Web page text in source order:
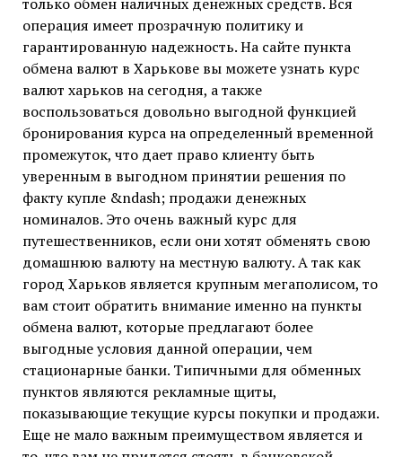
операция имеет прозрачную политику и
гарантированную надежность. На сайте пункта
обмена валют в Харькове вы можете узнать курс
валют харьков на сегодня, а также
воспользоваться довольно выгодной функцией
бронирования курса на определенный временной
промежуток, что дает право клиенту быть
уверенным в выгодном принятии решения по
факту купле &ndash; продажи денежных
номиналов. Это очень важный курс для
путешественников, если они хотят обменять свою
домашнюю валюту на местную валюту. А так как
город Харьков является крупным мегаполисом, то
вам стоит обратить внимание именно на пункты
обмена валют, которые предлагают более
выгодные условия данной операции, чем
стационарные банки. Типичными для обменных
пунктов являются рекламные щиты,
показывающие текущие курсы покупки и продажи.
Еще не мало важным преимуществом является и